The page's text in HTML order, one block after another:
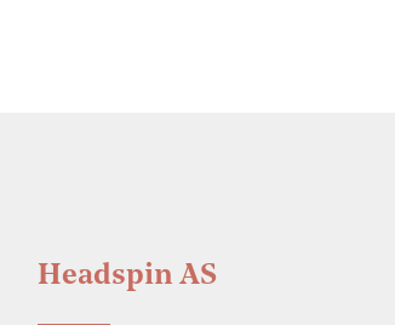
Headspin AS